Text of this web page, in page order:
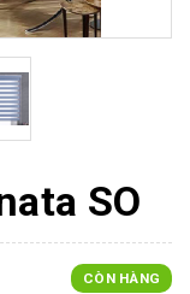
SO
CÒN HÀNG